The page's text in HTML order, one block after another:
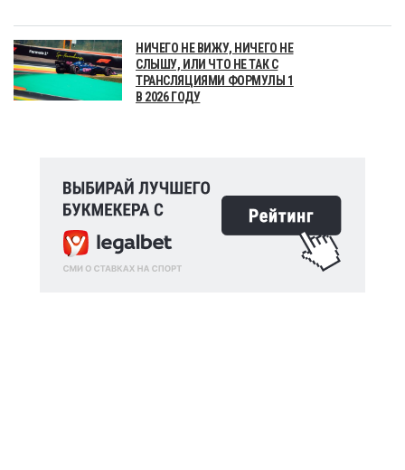
НИЧЕГО НЕ ВИЖУ, НИЧЕГО НЕ
СЛЫШУ, ИЛИ ЧТО НЕ ТАК С
ТРАНСЛЯЦИЯМИ ФОРМУЛЫ 1
В 2026 ГОДУ